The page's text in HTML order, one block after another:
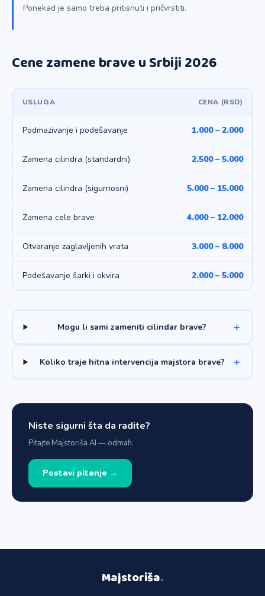
Ponekad je samo treba pritisnuti i pričvrstiti.
Cene zamene brave u Srbiji 2026
USLUGA CENA (RSD)
Podmazivanje i podešavanje 1.000 – 2.000
Zamena cilindra (standardni) 2.500 – 5.000
Zamena cilindra (sigurnosni) 5.000 – 15.000
Zamena cele brave 4.000 – 12.000
Otvaranje zaglavljenih vrata 3.000 – 8.000
Podešavanje šarki i okvira 2.000 – 5.000
Mogu li sami zameniti cilindar brave?
Koliko traje hitna intervencija majstora brave?
Niste sigurni šta da radite?
Pitajte Majstoriša AI — odmah.
Postavi pitanje →
Majstoriša.